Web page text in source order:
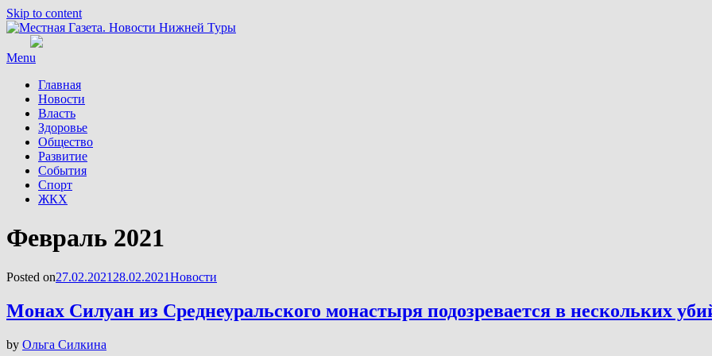
Skip to content
Menu
Главная
Новости
Власть
Здоровье
Общество
Развитие
События
Спорт
ЖКХ
Месяц
:
Февраль 2021
Posted on27.02.2021 28.02.2021Новости
Монах Силуан из Среднеуральского монастыря подозревается в нескольких
by Ольга Силкина